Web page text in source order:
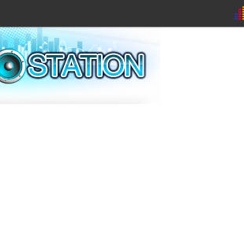
ข่าวสั้น
หนังใหม่
หมากรุกไทย